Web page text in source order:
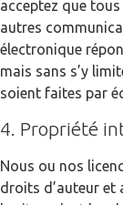
acceptez que
autres
électronique
mais sans s’y
soient faites par
4. Propriété
Nous ou nos
droits d’auteur et